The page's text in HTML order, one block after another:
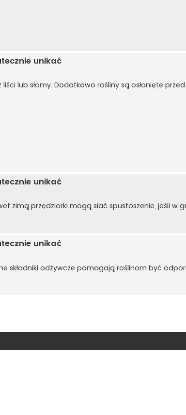
unikać
lub słomy. Dodatkowo rośliny są osłonięte
unikać
zimą przędziorki mogą siać spustoszenie, jeśli w
unikać
składniki odżywcze pomagają roślinom być